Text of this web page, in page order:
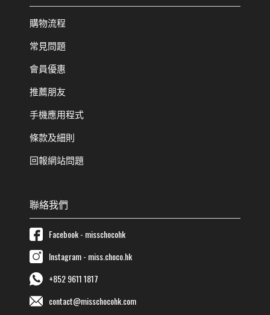
購物流程
常見問題
會員優惠
推薦朋友
手機應用程式
條款及細則
回報網站問題
聯絡我們
Facebook - misschocohk
Instagram - miss.choco.hk
+852 9611 1817
contact@misschocohk.com